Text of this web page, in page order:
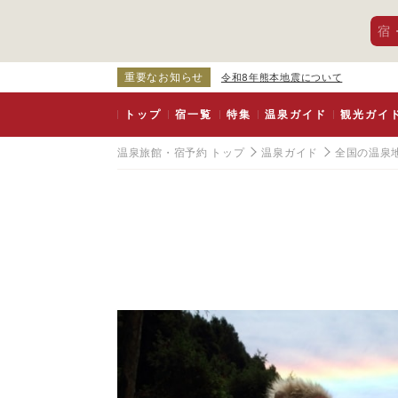
宿
重要なお知らせ 令和8年熊本地震について
トップ 宿一覧 特集 温泉ガイド 観光ガイ
温泉旅館・宿予約 トップ 温泉ガイド 全国の温泉